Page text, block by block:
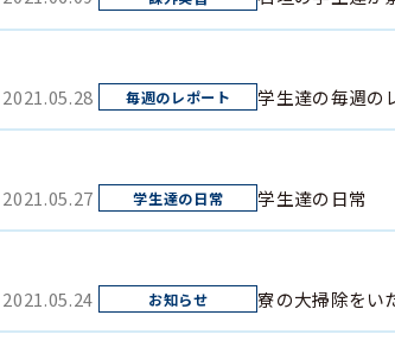
2021.05.28 学生達の毎週の
2021.05.27 学生達の日常
2021.05.24 寮の大掃除をい